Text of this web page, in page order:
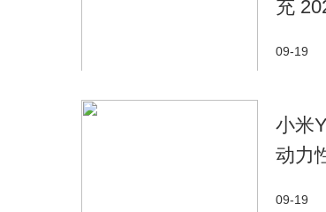
充
09-19
小米
动力
09-19